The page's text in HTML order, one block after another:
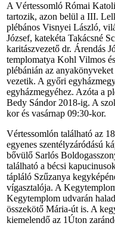
A Vértessomló Római
tartozik, azon belül a III.
plébános Visnyei László,
József, katekéta Takácsné
karitászvezető dr. Árendás
templomatya Kohl Vilmos
plébánián az
vezetik. A győri
egyházmegyéhez. Azóta a
Bedy Sándor 2018-ig. A
kor és vasárnap 09:30-kor.
Vértessomlón található az
egyenes szentélyzáródású
bővülő Sarlós
található a bécsi
tápláló Szűzanya
vígasztalója. A
Kegytemplom udvarán
összekötő Mária-út is. A
kiemelendő az 1Úton